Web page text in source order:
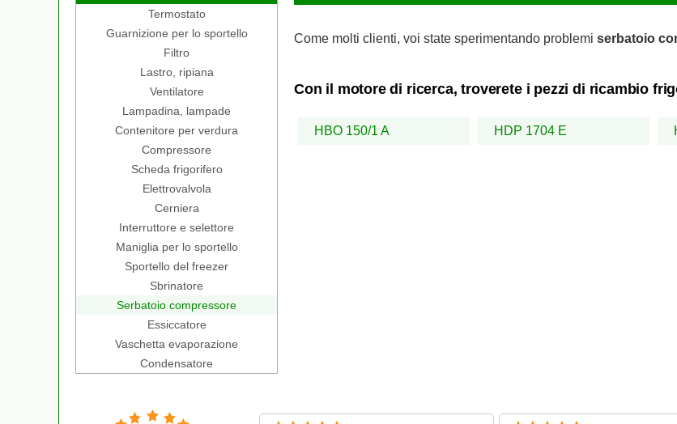
Termostato
Guarnizione per lo sportello
Filtro
Lastro, ripiana
Ventilatore
Lampadina, lampade
Contenitore per verdura
Compressore
Scheda frigorifero
Elettrovalvola
Cerniera
Interruttore e selettore
Maniglia per lo sportello
Sportello del freezer
Sbrinatore
Serbatoio compressore
Essiccatore
Vaschetta evaporazione
Condensatore
Come molti clienti, voi state sperimentando problemi serbatoio
Con il motore di ricerca, troverete i pezzi di ricambio
HBO 150/1 A HDP 1704 E